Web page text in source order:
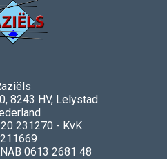
8243 HV, Lelystad
231270 - KvK
0613 2681 48